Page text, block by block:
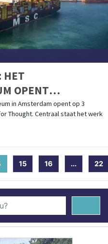
HET
OPENT
DE VERBORGEN
VOEDSEL
in Amsterdam opent op 3
Thought. Centraal staat het werk
(current)
15 16 ... 22